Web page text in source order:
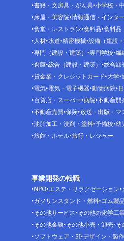
書籍・文房具・がん具 小学校・
床屋・美容院 情報通信・インタ
食堂・レストラン 食料品 食料品
人材 水道 精密機械 設備（建設・
専門（建設・建築）
専門学校 繊
倉庫 総合（建設・建築）
総合卸
貸金業・クレジットカード 大学
電気 電気・電子機器 動物病院
百貨店・スーパー 病院 不動産開
不動産売買 保険 放送・出版・マ
油脂加工・洗剤・塗料 予備校 幼
旅館・ホテル 旅行・レジャー
事業開発の転職
NPO エステ・リラクゼーション
ガソリンスタンド・燃料 ゴム製品
その他サービス その他の化学工
その他金融 その他小売・卸売 そ
ソフトウェア・SI デザイン・製作